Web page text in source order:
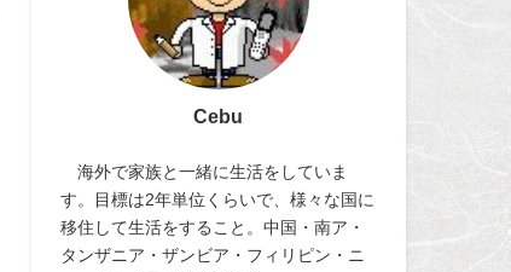
Cebu
海外で家族と一緒に生活をしていま
す。目標は2年単位くらいで、様々な国に
移住して生活をすること。中国・南ア・
タンザニア・ザンビア・フィリピン・ニ